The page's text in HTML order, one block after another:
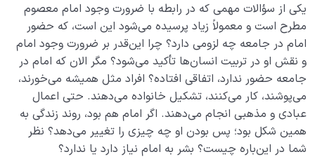
چیست؟
اصالت تخصص چیست؟ چرا رجوع به متخصص همه
گیرترین اصل عقلی جهان است؟
متخصص امور انسانی کیست؟ چرا انسان به یک متخصص
نیازی مداوم دارد؟
شدن یا صیرورت انسان یعنی چه و به چه فرآیندی گفته
می‌شود؟
یکی از سؤالات مهمی ‌که در رابطه با ضرورت وجود امام معصوم
مطرح است و معمولاً زیاد پرسیده می‌شود این است، که حضور
امام در جامعه چه لزومی‌‌ دارد؟ چرا این‌قدر بر ضرورت وجود امام
و نقش او در تربیت انسان‌ها تأکید می‌شود؟ مگر الان که امام در
جامعه حضور ندارد، اتفاقی افتاده؟ افراد مثل همیشه می‌خورند،
می‌پوشند، کار می‌کنند، تشکیل خانواده می‌دهند. حتی اعمال
عبادی و مذهبی انجام می‌دهند. اگر امام هم بود، روند زندگی به
همین شکل بود؛ پس بودن او چه چیزی را تغییر می‌دهد؟ نظر
شما در این‌باره چیست؟ بشر به امام نیاز دارد یا ندارد؟